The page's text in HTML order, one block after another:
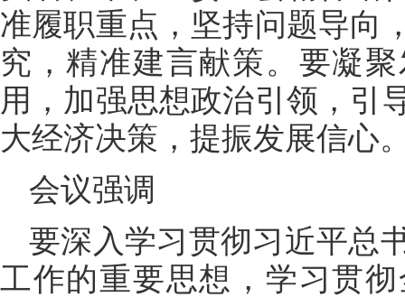
准履职重点，坚持问题导向
究，精准建言献策。要凝
用，加强思想政治引领，引
大经济决策，提振发展信心
会议强调
要深入学习贯彻习近平总
工作的重要思想，学习贯